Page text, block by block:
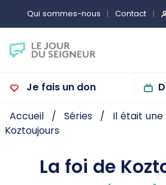
Qui sommes-nous Contact
Je fais un don
Accueil Séries Il était une
Koztoujours
La foi de